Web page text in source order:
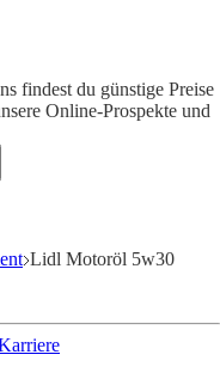
findest du günstige Preise
Online-Prospekte und
Lidl Motoröl 5w30